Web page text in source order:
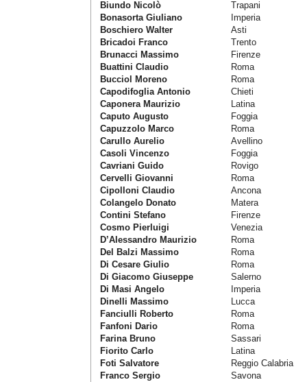
Biundo Nicolò
Trapani
Bonasorta Giuliano
Imperia
Boschiero Walter
Asti
Bricadoi Franco
Trento
Brunacci Massimo
Firenze
Buattini Claudio
Roma
Bucciol Moreno
Roma
Capodifoglia Antonio
Chieti
Caponera Maurizio
Latina
Caputo Augusto
Foggia
Capuzzolo Marco
Roma
Carullo Aurelio
Avellino
Casoli Vincenzo
Foggia
Cavriani Guido
Rovigo
Cervelli Giovanni
Roma
Cipolloni Claudio
Ancona
Colangelo Donato
Matera
Contini Stefano
Firenze
Cosmo Pierluigi
Venezia
D’Alessandro Maurizio
Roma
Del Balzi Massimo
Roma
Di Cesare Giulio
Roma
Di Giacomo Giuseppe
Salerno
Di Masi Angelo
Imperia
Dinelli Massimo
Lucca
Fanciulli Roberto
Roma
Fanfoni Dario
Roma
Farina Bruno
Sassari
Fiorito Carlo
Latina
Foti Salvatore
Reggio Calabria
Franco Sergio
Savona